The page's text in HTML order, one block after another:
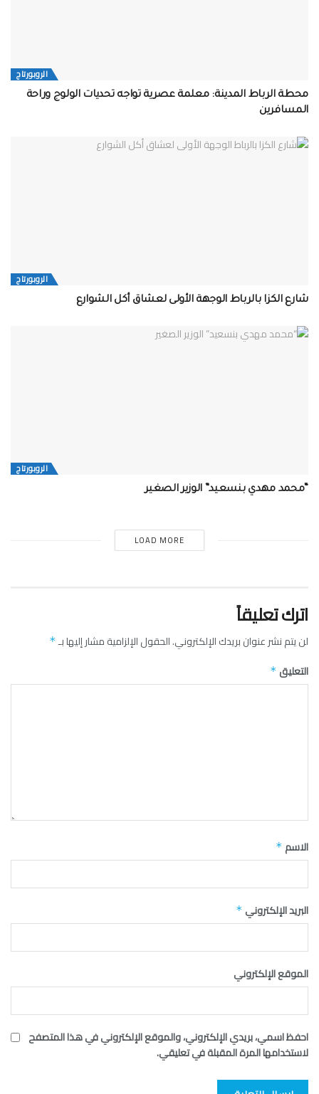
الروبورتاج
محطة الرباط المدينة: معلمة عصرية تواجه تحديات الولوج وراحة
المسافرين
الروبورتاج
شارع الكزا بالرباط الوجهة الأولى لعشاق أكل الشوارع
الروبورتاج
“محمد مهدي بنسعيد” الوزير الصغير
LOAD MORE
اترك تعليقاً
لن يتم نشر عنوان بريدك الإلكتروني.الحقول الإلزامية مشار إليها بـ*
التعليق *
الاسم *
البريد الإلكتروني *
الموقع الإلكتروني
احفظ اسمي، بريدي الإلكتروني، والموقع الإلكتروني في هذا المتصفح
لاستخدامها المرة المقبلة في تعليقي.